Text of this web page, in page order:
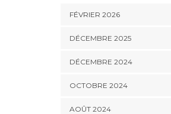
FÉVRIER 2026
DÉCEMBRE 2025
DÉCEMBRE 2024
OCTOBRE 2024
AOÛT 2024